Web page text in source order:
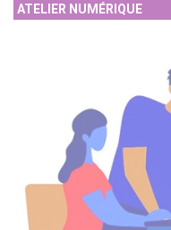
ATELIER NUMÉRIQUE